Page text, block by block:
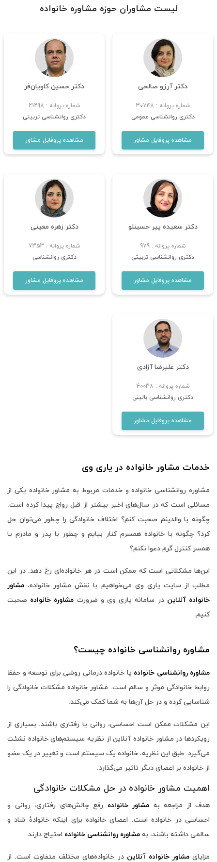
مشاوره رابطه دوستی و عاطفی
مشاوره کودک و نوجوان
مشاوره اعتماد به نفس
مشاوره خانواده
مشاوره استرس و اضطراب
مشاوره وسواس
لیست مشاوران حوزه مشاوره خانواده
دکتر آرزو صالحی
شماره پروانه : 30748
دکتری روانشناسی عمومی
مشاهده پروفایل مشاور
دکتر حسین کاویان‌فر
شماره پروانه : 21298
دکتری روانشناسی تربیتی
مشاهده پروفایل مشاور
دکتر سعیده پیر حسینلو
شماره پروانه : 979
دکتری روانشناسی تربیتی
مشاهده پروفایل مشاور
دکتر زهره معینی
شماره پروانه : 7353
دکتری روانشناسی
مشاهده پروفایل مشاور
دکتر علیرضا آزادی
شماره پروانه : 40038
دکتری روانشناسی بالینی
مشاهده پروفایل مشاور
خدمات مشاور خانواده در یاری وی
مشاوره روانشناسی خانواده و خدمات مربوط به مشاور خانواده یکی از
مسائلی است که در سال‌های اخیر بیشتر از قبل رواج پیدا کرده است.
چگونه با والدینم صحبت کنم؟ اختلاف خانوادگی را چطور می‌توان حل
کرد؟ چگونه با خانواده همسرم کنار بیایم و چطور با پدر و مادرم یا
همسر کنترل گرم دعوا نکنم؟
این‌ها مشکلاتی است که ممکن است در هر خانواده‌ای رخ دهد. در این
مطلب از سایت یاری وی می‌خواهیم با نقش مشاور خانواده، مشاور
خانواده آنلاین در سامانه یاری وی و ضرورت مشاوره خانواده صحبت
کنیم.
مشاوره روانشناسی خانواده چیست؟
مشاوره روانشناسی خانواده یا خانواده درمانی روشی برای توسعه و حفظ
روابط خانوادگی موثر و سالم است. مشاور خانواده مشکلات خانوادگی را
شناسایی کرده و در حل آن‌ها به شما کمک می‌کند.
این مشکلات ممکن است احساسی، روانی یا رفتاری باشند. بسیاری از
رویکردها در مشاور خانواده آنلاین از نظریه سیستم‌های خانواده نشئت
می‌گیرد. طبق این نظریه، خانواده یک سیستم است و تغییر در یک عضو
از خانواده بر اعضای دیگر تاثیر می‌گذارد.
اهمیت مشاور خانواده در حل مشکلات خانوادگی
هدف از مراجعه به مشاور خانواده رفع چالش‌های رفتاری، روانی و
احساسی در خانواده است. اعضای خانواده برای اینکه خانوادۀ شاد و
سالمی داشته باشند، به مشاوره روانشناسی خانواده احتیاج دارند.
مزایایمشاور خانواده آنلاین در خانواده‌های مختلف متفاوت است. از